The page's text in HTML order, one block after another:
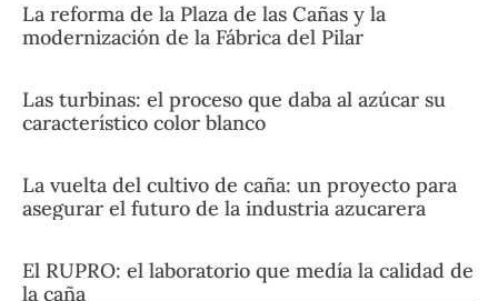
La reforma de la Plaza de las Cañas y la
modernización de la Fábrica del Pilar
Las turbinas: el proceso que daba al azúcar su
característico color blanco
La vuelta del cultivo de caña: un proyecto para
asegurar el futuro de la industria azucarera
El RUPRO: el laboratorio que medía la calidad de
la caña